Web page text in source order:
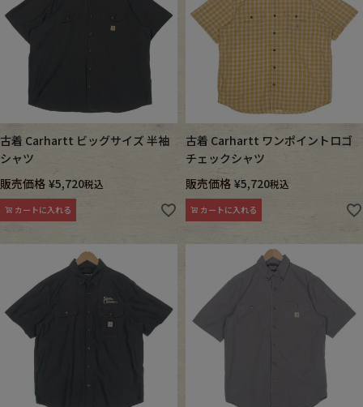
古着 Carhartt ビッグサイズ 半袖
シャツ
販売価格 ¥5,720税込
カートに入れる
古着 Carhartt ワンポイントロゴ
チェックシャツ
販売価格 ¥5,720税込
カートに入れる